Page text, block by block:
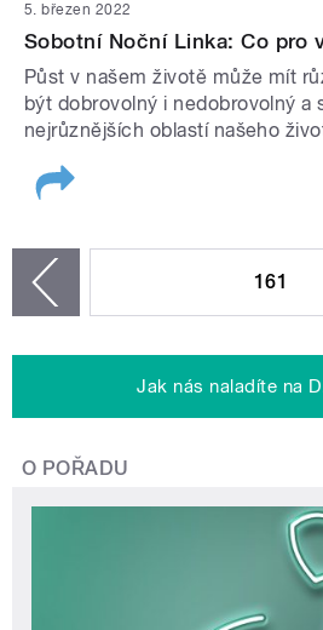
5. březen 2022
Sobotní Noční Linka: Co pro
Půst v našem životě může mít
být dobrovolný i nedobrovolný a
nejrůznějších oblastí našeho
161
Jak nás naladíte na
O POŘADU